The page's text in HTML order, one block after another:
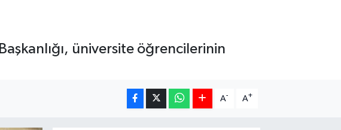
üniversite öğrencilerinin
A- A+